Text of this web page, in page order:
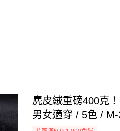
麂皮絨重磅400克
男女適穿 / 5色 / M-